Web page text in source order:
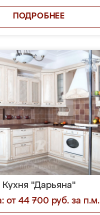
ПОДРОБНЕЕ
Кухня "Дарьяна"
от 44 700 руб. за п.м.